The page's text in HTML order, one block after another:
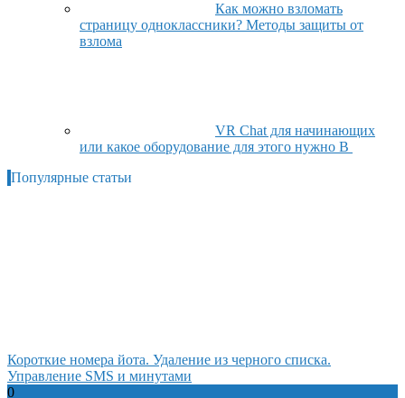
Как можно взломать
страницу одноклассники? Методы защиты от
взлома
VR Chat для начинающих
или какое оборудование для этого нужно В
Популярные статьи
Короткие номера йота. Удаление из черного списка.
Управление SMS и минутами
0